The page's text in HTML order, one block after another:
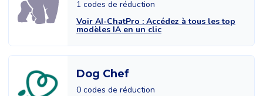
1 codes de réduction
Voir AI-ChatPro : Accédez à tous les top
modèles IA en un clic
Dog Chef
0 codes de réduction